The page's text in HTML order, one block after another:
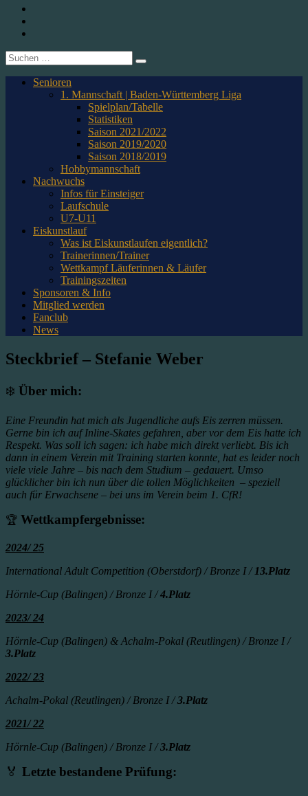
1. CfR Pforzheim 1896 e.V. – Abteilung Eishockey
Suche
nach:
Senioren
1. Mannschaft | Baden-Württemberg Liga
Spielplan/Tabelle
Statistiken
Saison 2021/2022
Saison 2019/2020
Saison 2018/2019
Hobbymannschaft
Nachwuchs
Infos für Einsteiger
Laufschule
U7-U11
Eiskunstlauf
Was ist Eiskunstlaufen eigentlich?
Trainerinnen/Trainer
Wettkampf Läuferinnen & Läufer
Trainingszeiten
Sponsoren & Info
Mitglied werden
Fanclub
News
Steckbrief – Stefanie Weber
❄️ Über mich:
Eine Freundin hat mich als Jugendliche aufs Eis zerren müssen.
Gerne bin ich auf Inline-Skates gefahren, aber vor dem Eis hatte ich
Respekt. Was soll ich sagen: ich habe mich direkt verliebt. Bis ich
dann in einem Verein mit Training starten konnte, hat es leider noch
viele viele Jahre – bis nach dem Studium – gedauert. Umso
glücklicher bin ich nun über die tollen Möglichkeiten – speziell
auch für Erwachsene – bei uns im Verein beim 1. CfR!
🏆 Wettkampfergebnisse:
2024/ 25
International Adult Competition (Oberstdorf) / Bronze I /13.Platz
Hörnle-Cup (Balingen) / Bronze I /4.Platz
2023/ 24
Hörnle-Cup (Balingen) & Achalm-Pokal (Reutlingen) / Bronze I /
3.Platz
2022/ 23
Achalm-Pokal (Reutlingen) / Bronze I /3.Platz
2021/ 22
Hörnle-Cup (Balingen) / Bronze I /3.Platz
🏅 Letzte bestandene Prüfung: